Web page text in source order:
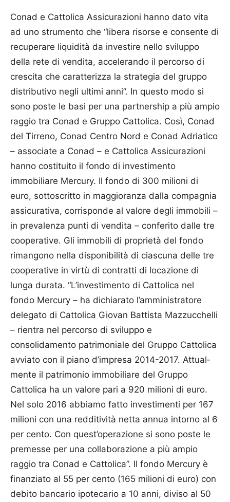
Conad e Cattolica Assicu­razioni hanno dato vita
ad uno strumento che “libera risorse e consente di
recuperare liquidità da investire nello sviluppo
della rete di vendita, accelerando il percorso di
crescita che caratterizza la strategia del gruppo
distributivo negli ultimi anni”. In questo modo si
sono poste le basi per una partnership a più ampio
raggio tra Conad e Gruppo Cattolica. Così, Conad
del Tirreno, Conad Centro Nord e Conad Adriatico
– associate a Conad – e Cattolica Assicurazioni
hanno costituito il fondo di investimento
immobiliare Mercury. Il fondo di 300 milioni di
euro, sottoscritto in maggioranza dalla compagnia
assicurativa, corrisponde al valore degli immobili –
in prevalenza punti di vendita – conferito dalle tre
cooperative. Gli immobili di proprietà del fondo
rimangono nella disponibilità di ciascuna delle tre
cooperative in virtù di contratti di locazione di
lunga durata. “L’investi­mento di Cattolica nel
fondo Mercury – ha dichiarato l’amministratore
delegato di Cattolica Giovan Battista Mazzucchelli
– rientra nel percorso di sviluppo e
consolidamento patrimoniale del Gruppo Cattolica
avviato con il piano d’impresa 2014-2017. Attual­
mente il patrimonio immobiliare del Gruppo
Cattolica ha un valore pari a 920 milioni di euro.
Nel solo 2016 abbiamo fatto investimenti per 167
milioni con una redditività netta annua intorno al 6
per cento. Con quest’operazione si sono poste le
premesse per una collaborazione a più ampio
raggio tra Conad e Cattolica”. Il fondo Mercury è
finanziato al 55 per cento (165 milioni di euro) con
debito bancario ipotecario a 10 anni, diviso al 50